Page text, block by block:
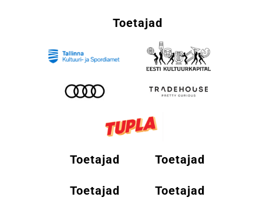
Toetajad
Toetajad Toetajad
Toetajad Toetajad